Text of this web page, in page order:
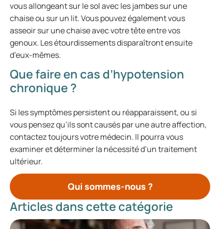
vous allongeant sur le sol avec les jambes sur une
chaise ou sur un lit. Vous pouvez également vous
asseoir sur une chaise avec votre tête entre vos
genoux. Les étourdissements disparaîtront ensuite
d’eux-mêmes.
Que faire en cas d’hypotension
chronique ?
Si les symptômes persistent ou réapparaissent, ou si
vous pensez qu’ils sont causés par une autre affection,
contactez toujours votre médecin. Il pourra vous
examiner et déterminer la nécessité d’un traitement
ultérieur.
Qui sommes-nous ?
Articles dans cette catégorie